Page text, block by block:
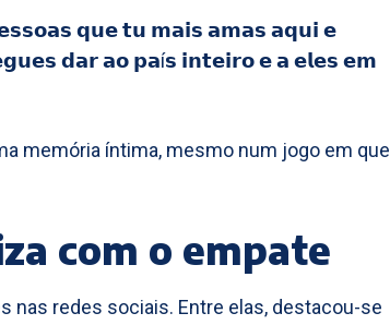
𝗾𝘂𝗲 𝘁𝘂 𝗺𝗮𝗶𝘀 𝗮𝗺𝗮𝘀 𝗮𝗾𝘂𝗶 𝗲
𝗱𝗮𝗿 𝗮𝗼 𝗽𝗮í𝘀 𝗶𝗻𝘁𝗲𝗶𝗿𝗼 𝗲 𝗮 𝗲𝗹𝗲𝘀 𝗲𝗺
memória íntima, mesmo num jogo em que
com o empate
nas redes sociais. Entre elas, destacou-se